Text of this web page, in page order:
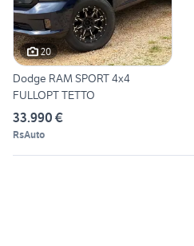
20
Dodge RAM SPORT 4x4
FULLOPT TETTO
33.990 €
RsAuto